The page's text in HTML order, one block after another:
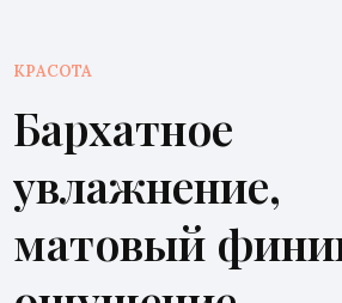
КРАСОТА
Бархатное
увлажнение,
матовый